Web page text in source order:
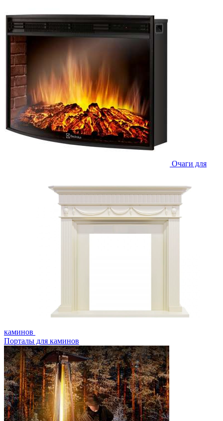
Очаги для
каминов
Порталы для каминов